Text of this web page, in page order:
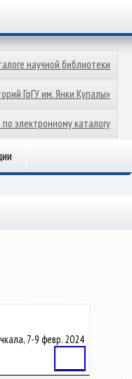
научной библиотеки
ГрГУ им. Янки Купалы»
электронному каталогу
7-9 февр. 2024